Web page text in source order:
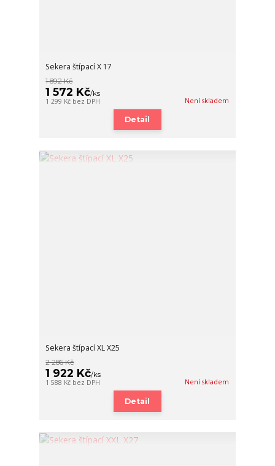
Sekera štípací X 17
1 892 Kč
1 572 Kč/ks
1 299 Kč bez DPH Není skladem
Detail
Sekera štípací XL X25
2 286 Kč
1 922 Kč/ks
1 588 Kč bez DPH Není skladem
Detail